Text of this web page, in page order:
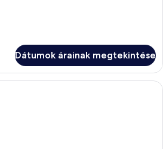
Dátumok árainak megtekintése
Prémium ágynemű, minibár, széf a